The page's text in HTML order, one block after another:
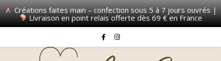
Créations faites main – confection sous 5 à 7 jours ouvrés |
Livraison en point relais offerte dès 69 € en France